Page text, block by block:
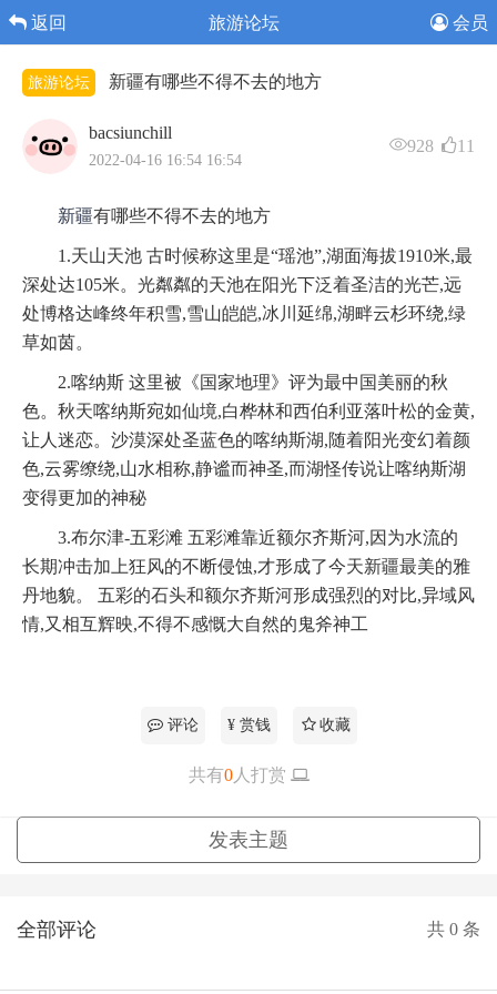
返回 旅游论坛 会员
旅游论坛 新疆​有哪些不得不去的地方
bacsiunchill
2022-04-16 16:54 16:54
928 11
新疆有哪些不得不去的地方
1.天山天池 古时候称这里是“瑶池”,湖面海拔1910米,最
深处达105米。光粼粼的天池在阳光下泛着圣洁的光芒,远
处博格达峰终年积雪,雪山皑皑,冰川延绵,湖畔云杉环绕,绿
草如茵。
2.喀纳斯 这里被《国家地理》评为最中国美丽的秋
色。秋天喀纳斯宛如仙境,白桦林和西伯利亚落叶松的金黄,
让人迷恋。沙漠深处圣蓝色的喀纳斯湖,随着阳光变幻着颜
色,云雾缭绕,山水相称,静谧而神圣,而湖怪传说让喀纳斯湖
变得更加的神秘
3.布尔津-五彩滩 五彩滩靠近额尔齐斯河,因为水流的
长期冲击加上狂风的不断侵蚀,才形成了今天新疆最美的雅
丹地貌。 五彩的石头和额尔齐斯河形成强烈的对比,异域风
情,又相互辉映,不得不感慨大自然的鬼斧神工
评论 ¥ 赏钱 收藏
共有0人打赏
发表主题
全部评论 共 0 条